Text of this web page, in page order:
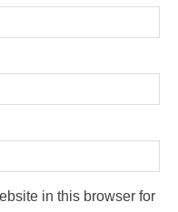
in this browser for